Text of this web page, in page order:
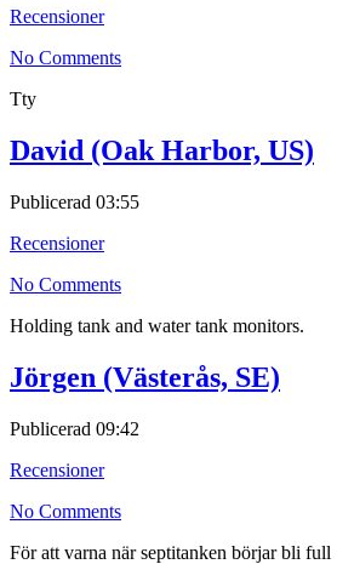
Recensioner
No Comments
Tty
David (Oak Harbor, US)
Publicerad 03:55
Recensioner
No Comments
Holding tank and water tank monitors.
Jörgen (Västerås, SE)
Publicerad 09:42
Recensioner
No Comments
För att varna när septitanken börjar bli full